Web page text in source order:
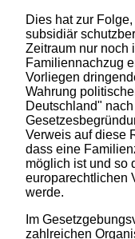
Dies hat zur
subsidiär
Zeitraum nur noch
Familiennachzug
Vorliegen
Wahrung
Deutschland"
Verweis auf diese
dass eine
möglich ist und so
europarechtlichen
werde.
Im
zahlreichen